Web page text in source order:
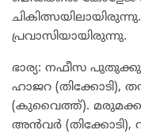
പ്രവാസിയായിരുന്നു.
ഭാര്യ: നഫീസ
ഹാജറ (തിക്കോടി),
(കുവൈത്ത്).
അൻവർ (തിക്കോടി),